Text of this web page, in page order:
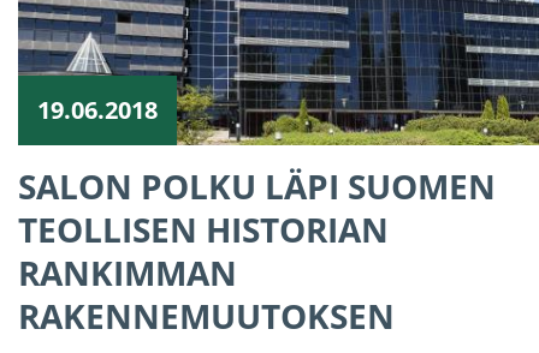
19.06.2018
SALON POLKU LÄPI SUOMEN
TEOLLISEN HISTORIAN
RANKIMMAN
RAKENNEMUUTOKSEN